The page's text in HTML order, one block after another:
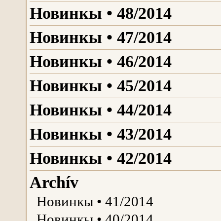
Новинкы • 48/2014
Новинкы • 47/2014
Новинкы • 46/2014
Новинкы • 45/2014
Новинкы • 44/2014
Новинкы • 43/2014
Новинкы • 42/2014
Archív
Новинкы • 41/2014